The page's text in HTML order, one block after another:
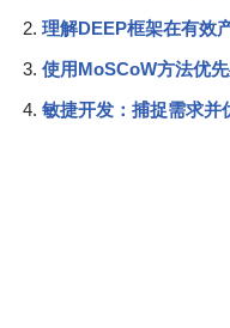
理解DEEP框架在有效
使用MoSCoW方法优
敏捷开发：捕捉需求并